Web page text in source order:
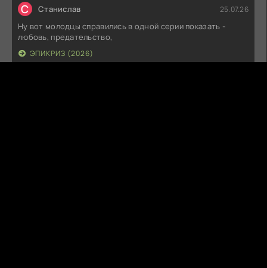
С Станислав 25.07.26
Ну вот молодцы справились в одной серии показать -
любовь, предательство,
ЭПИКРИЗ (2026)